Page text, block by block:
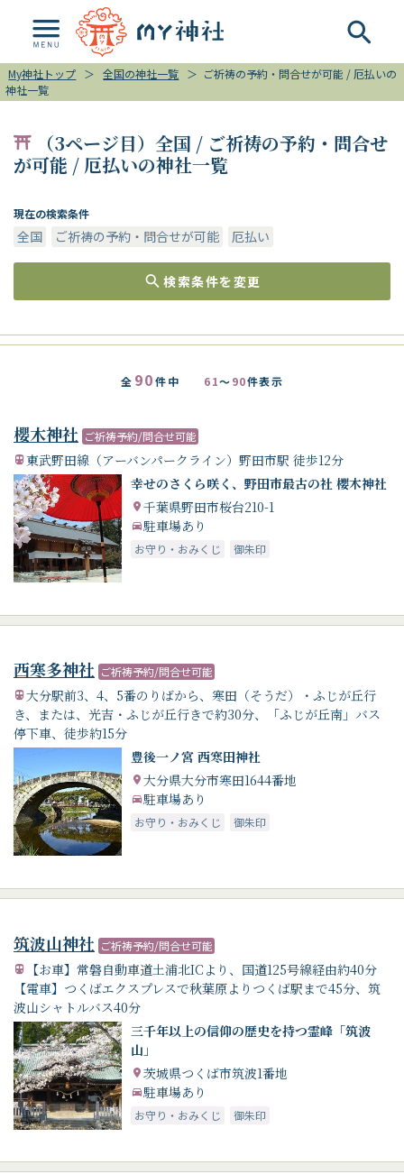
My神社トップ ＞ 全国の神社一覧 ＞ ご祈祷の予約・問合せが可能 / 厄払いの
神社一覧
（3ページ目）全国 / ご祈祷の予約・問合せ
が可能 / 厄払いの神社一覧
現在の検索条件
全国 ご祈祷の予約・問合せが可能 厄払い
検索条件を変更
全 90件中 61～90件表示
櫻木神社 ご祈祷予約/問合せ可能
東武野田線（アーバンパークライン）野田市駅 徒歩12分
幸せのさくら咲く、野田市最古の社 櫻木神社
千葉県野田市桜台210-1
駐車場あり
お守り・おみくじ 御朱印
西寒多神社 ご祈祷予約/問合せ可能
大分駅前3、4、5番のりばから、寒田（そうだ）・ふじが丘行
き、または、光吉・ふじが丘行きで約30分、「ふじが丘南」バス
停下車、徒歩約15分
豊後一ノ宮 西寒田神社
大分県大分市寒田1644番地
駐車場あり
お守り・おみくじ 御朱印
筑波山神社 ご祈祷予約/問合せ可能
【お車】常磐自動車道土浦北ICより、国道125号線経由約40分
【電車】つくばエクスプレスで秋葉原よりつくば駅まで45分、筑
波山シャトルバス40分
三千年以上の信仰の歴史を持つ霊峰「筑波
山」
茨城県つくば市筑波1番地
駐車場あり
お守り・おみくじ 御朱印